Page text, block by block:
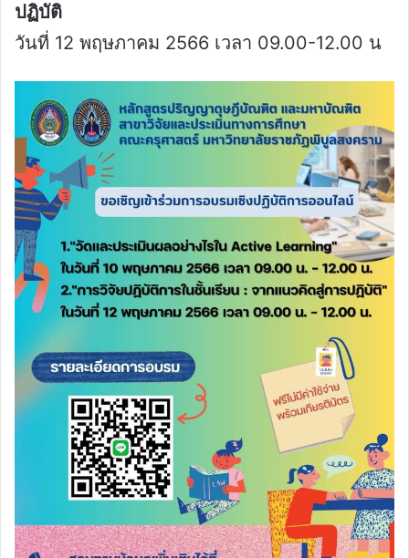
ปฏิบัติ
วันที่ 12 พฤษภาคม 2566 เวลา 09.00-12.00 น